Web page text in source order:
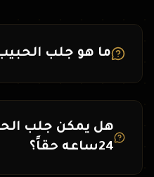
ما هو جلب
هل يمكن جلب
24ساعه حقاً؟